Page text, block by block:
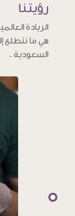
رؤيتنا
الريادة
هي ما نتطلع
السعودية .